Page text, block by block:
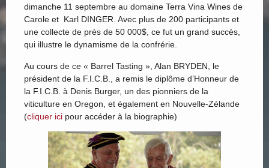
dimanche 11 septembre au domaine Terra Vina Wines de
Carole et Karl DINGER. Avec plus de 200 participants et
une collecte de près de 50 000$, ce fut un grand succès,
qui illustre le dynamisme de la confrérie.
Au cours de ce « Barrel Tasting », Alan BRYDEN, le
président de la F.I.C.B., a remis le diplôme d’Honneur de
la F.I.C.B. à Denis Burger, un des pionniers de la
viticulture en Oregon, et également en Nouvelle-Zélande
(cliquer ici pour accéder à la biographie)